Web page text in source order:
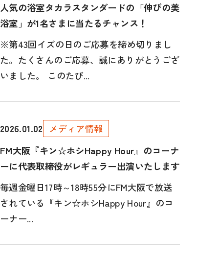
人気の浴室タカラスタンダードの「伸びの美
浴室」が1名さまに当たるチャンス！
※第43回イズの日のご応募を締め切りまし
た。たくさんのご応募、誠にありがとうござ
いました。 このたび...
2026.01.02
メディア情報
FM大阪『キン☆ホシHappy Hour』のコーナ
ーに代表取締役がレギュラー出演いたします
毎週金曜日17時～18時55分にFM大阪で放送
されている『キン☆ホシHappy Hour』のコ
ーナー...